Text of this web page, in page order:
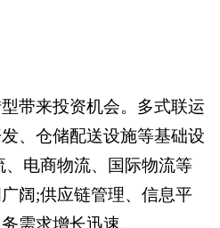
带来投资机会。多式联运
、仓储配送设施等基础设
电商物流、国际物流等
阔;供应链管理、信息平
需求增长迅速。